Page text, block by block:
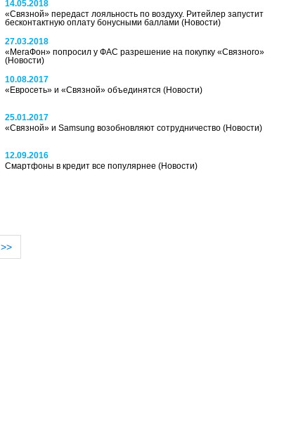
14.05.2018
«Связной» передаст лояльность по воздуху. Ритейлер запустит
бесконтактную оплату бонусными баллами (Новости)
27.03.2018
«МегаФон» попросил у ФАС разрешение на покупку «Связного»
(Новости)
10.08.2017
«Евросеть» и «Связной» объединятся (Новости)
25.01.2017
«Связной» и Samsung возобновляют сотрудничество (Новости)
12.09.2016
Смартфоны в кредит все популярнее (Новости)
>>